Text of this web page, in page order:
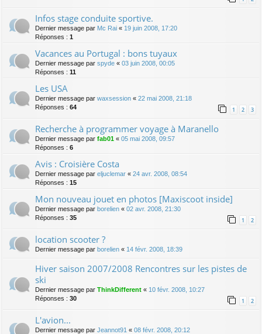
Infos stage conduite sportive.
Dernier message par Mc Rai « 19 juin 2008, 17:20
Réponses : 1
Vacances au Portugal : bons tuyaux
Dernier message par spyde « 03 juin 2008, 00:05
Réponses : 11
Les USA
Dernier message par waxsession « 22 mai 2008, 21:18
Réponses : 64 1 2 3
Recherche à programmer voyage à Maranello
Dernier message par fab01 « 05 mai 2008, 09:57
Réponses : 6
Avis : Croisière Costa
Dernier message par eljuclemar « 24 avr. 2008, 08:54
Réponses : 15
Mon nouveau jouet en photos [Maxiscoot inside]
Dernier message par borelien « 02 avr. 2008, 21:30
Réponses : 35 1 2
location scooter ?
Dernier message par borelien « 14 févr. 2008, 18:39
Hiver saison 2007/2008 Rencontres sur les pistes de
ski
Dernier message par ThinkDifferent « 10 févr. 2008, 10:27
Réponses : 30 1 2
L'avion...
Dernier message par Jeannot91 « 08 févr. 2008, 20:12